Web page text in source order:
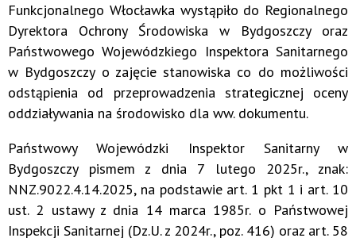
Funkcjonalnego Włocławka wystąpiło do Regionalnego
Dyrektora Ochrony Środowiska w Bydgoszczy oraz
Państwowego Wojewódzkiego Inspektora Sanitarnego
w Bydgoszczy o zajęcie stanowiska co do możliwości
odstąpienia od przeprowadzenia strategicznej oceny
oddziaływania na środowisko dla ww. dokumentu.
Państwowy Wojewódzki Inspektor Sanitarny w
Bydgoszczy pismem z dnia 7 lutego 2025r., znak:
NNZ.9022.4.14.2025, na podstawie art. 1 pkt 1 i art. 10
ust. 2 ustawy z dnia 14 marca 1985r. o Państwowej
Inspekcji Sanitarnej (Dz.U. z 2024r., poz. 416) oraz art. 58